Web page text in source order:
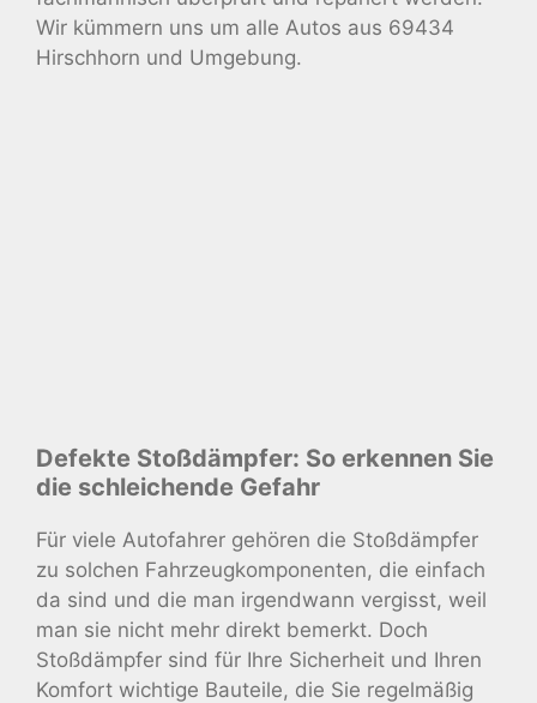
Wir kümmern uns um alle Autos aus 69434
Hirschhorn und Umgebung.
Defekte Stoßdämpfer: So erkennen Sie
die schleichende Gefahr
Für viele Autofahrer gehören die Stoßdämpfer
zu solchen Fahrzeugkomponenten, die einfach
da sind und die man irgendwann vergisst, weil
man sie nicht mehr direkt bemerkt. Doch
Stoßdämpfer sind für Ihre Sicherheit und Ihren
Komfort wichtige Bauteile, die Sie regelmäßig